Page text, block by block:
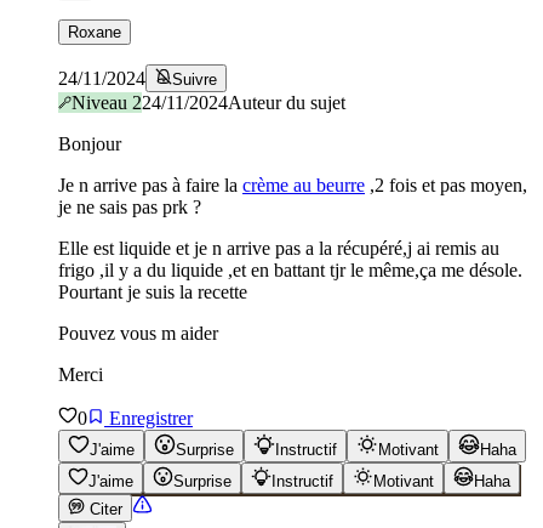
Roxane
24/11/2024 Suivre
Niveau 224/11/2024Auteur du sujet
Bonjour
Je n arrive pas à faire la crème au beurre ,2 fois et pas moyen,
je ne sais pas prk ?
Elle est liquide et je n arrive pas a la récupéré,j ai remis au
frigo ,il y a du liquide ,et en battant tjr le même,ça me désole.
Pourtant je suis la recette
Pouvez vous m aider
Merci
0 Enregistrer
J'aime Surprise Instructif Motivant
Haha
J'aime
Surprise Instructif Motivant
Haha
Citer